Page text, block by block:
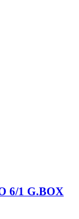
6/1 G.BOX